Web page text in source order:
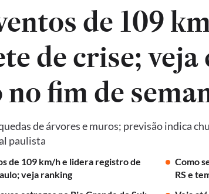
de 109
de crise; veja
fim de
de árvores e muros; previsão indica
paulista
de 109 km/h e lidera registro de
veja ranking
Como
RS e